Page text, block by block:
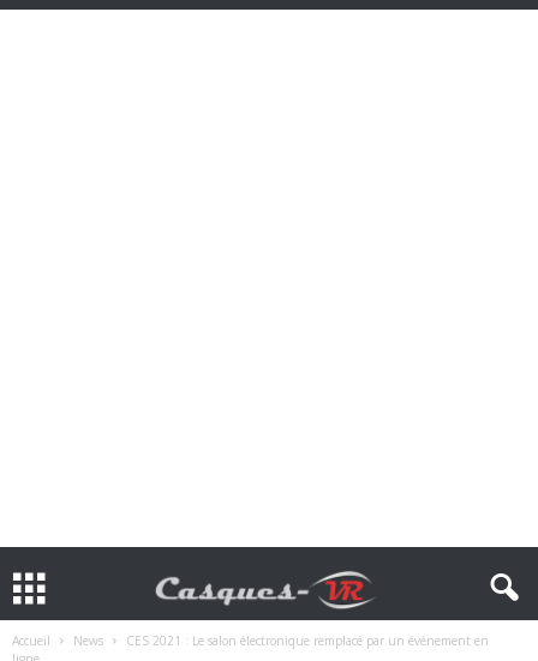
Accueil News
CES 2021 : Le salon électronique remplacé par un événement en